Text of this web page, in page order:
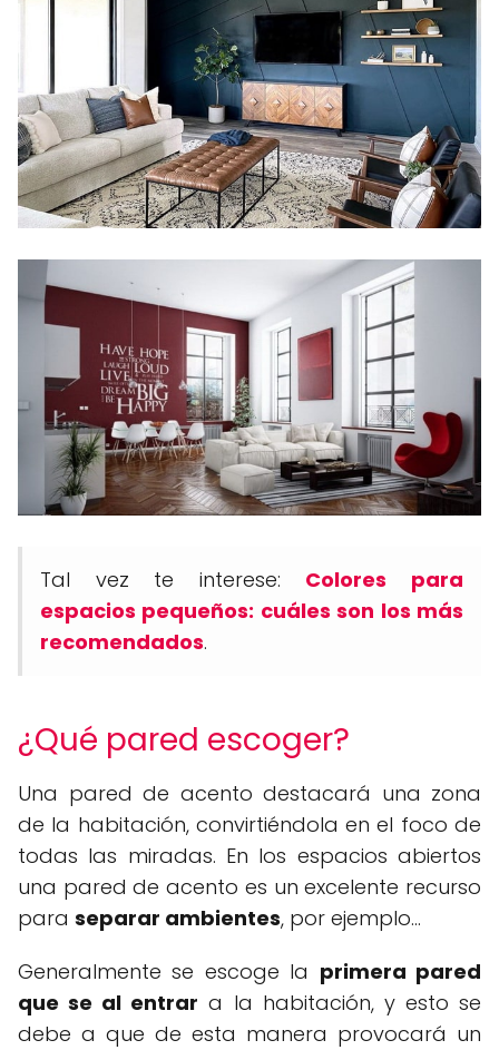
Tal vez te interese: Colores para
espacios pequeños: cuáles son los más
recomendados.
¿Qué pared escoger?
Una pared de acento destacará una zona
de la habitación, convirtiéndola en el foco de
todas las miradas. En los espacios abiertos
una pared de acento es un excelente recurso
para separar ambientes, por ejemplo...
Generalmente se escoge la primera pared
que se al entrar a la habitación, y esto se
debe a que de esta manera provocará un